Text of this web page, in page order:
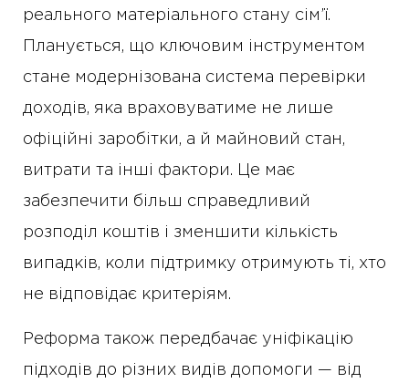
реального матеріального стану сім’ї.
Планується, що ключовим інструментом
стане модернізована система перевірки
доходів, яка враховуватиме не лише
офіційні заробітки, а й майновий стан,
витрати та інші фактори. Це має
забезпечити більш справедливий
розподіл коштів і зменшити кількість
випадків, коли підтримку отримують ті, хто
не відповідає критеріям.
Реформа також передбачає уніфікацію
підходів до різних видів допомоги — від